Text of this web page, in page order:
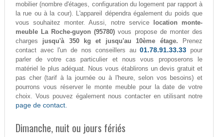
mobilier (nombre d'étages, configuration du logement par rapport à
la rue ou à la cour). L'appareil dépendra également du poids que
vous souhaitez monter. Aussi, notre service
location monte-
meuble La Roche-guyon (95780) vous propose de monter des
charges jusqu'à 350 kg et jusqu'au 10ème étage. Prenez
contact avec l'un de nos conseillers au01.78.91.33.33 pour
parler de votre cas particulier et nous vous proposerons le
matériel le plus adéquat. Nous vous établirons un devis gratuit et
pas cher (tarif à la journée ou à l'heure, selon vos besoins) et
pourrons vous réserver le monte meuble pour la date de votre
choix. Vous pouvez également nous contacter en utilisant notre
page de contact.
Dimanche, nuit ou jours fériés